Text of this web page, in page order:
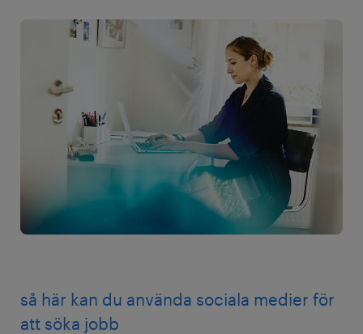
så här kan du använda sociala medier för
att söka jobb